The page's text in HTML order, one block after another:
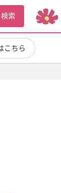
検索
こちら